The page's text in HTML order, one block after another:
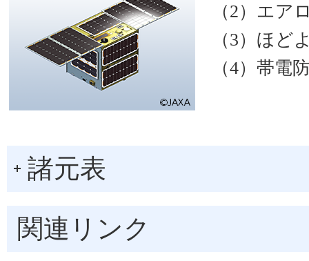
（2）エア
（3）ほど
（4）帯電
諸元表
関連リンク